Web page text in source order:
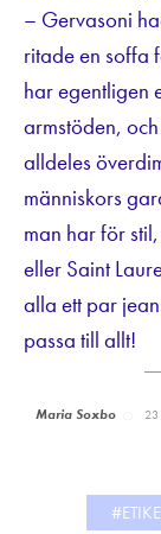
– Gervasoni
ritade en soffa
har egentligen
armstöden,
alldeles
människors
man har för
eller Saint
alla ett par
passa till allt!
Maria Soxbo 23